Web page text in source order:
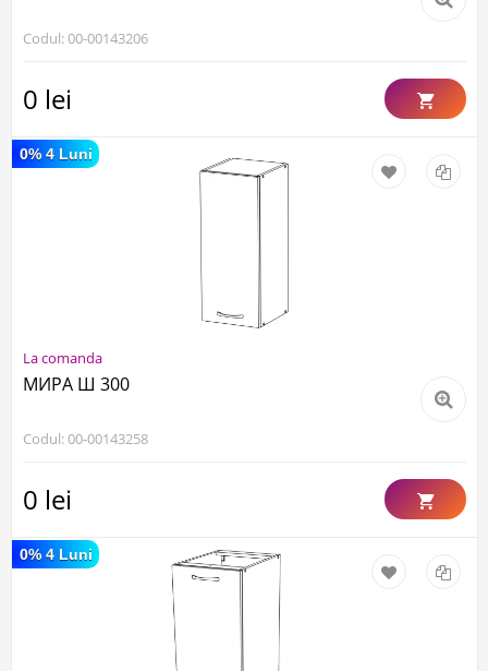
Codul: 00-00143206
0 lei
La comanda
МИРА Ш 300
Codul: 00-00143258
0 lei
0% 4 Luni
0% 4 Luni